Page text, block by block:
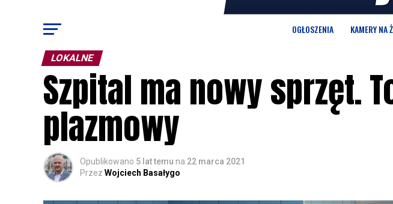
OGŁOSZENIA KAMERY NA
LOKALNE
Szpital ma nowy sprzęt.
plazmowy
Opublikowano 5 lat temu na 22 marca 2021
Przez Wojciech Basałygo